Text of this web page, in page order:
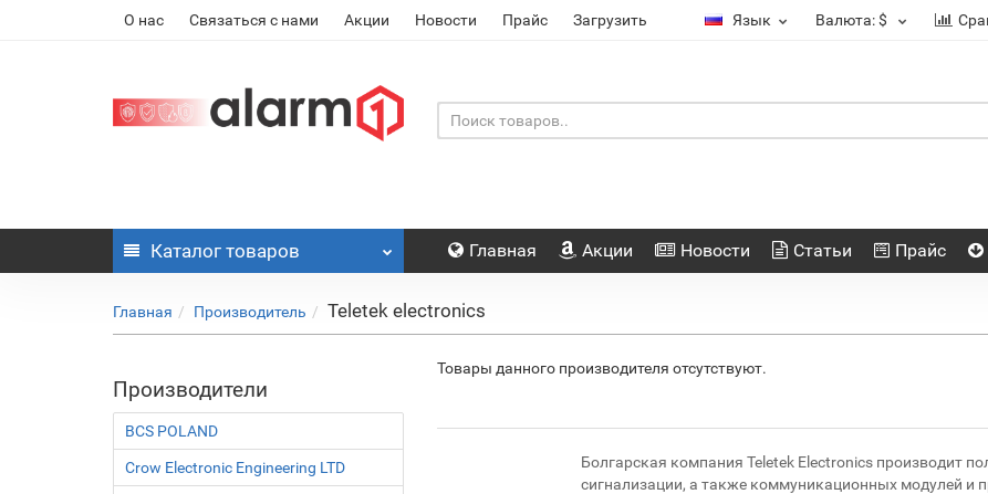
О нас Связаться с нами Акции Новости Прайс Загрузить Язык Валюта:$
Каталог товаров Главная Акции Новости Статьи Прайс
Главная Производитель Teletek electronics
Производители
BCS POLAND
Crow Electronic Engineering LTD
Товары данного производителя отсутствуют.
Болгарская компания Teletek Electronics производит
сигнализации, а также коммуникационных модулей и